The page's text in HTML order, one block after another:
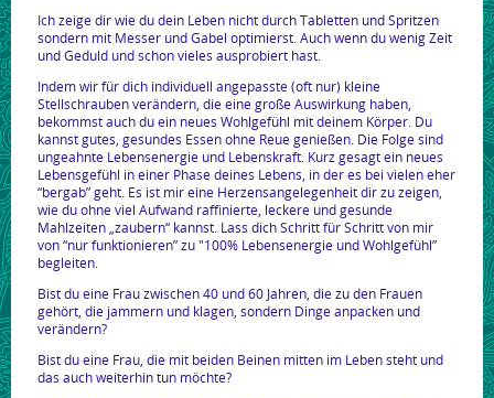
Ich zeige dir wie du dein Leben nicht durch Tabletten und Spritzen
sondern mit Messer und Gabel optimierst. Auch wenn du wenig Zeit
und Geduld und schon vieles ausprobiert hast.
Indem wir für dich individuell angepasste (oft nur) kleine
Stellschrauben verändern, die eine große Auswirkung haben,
bekommst auch du ein neues Wohlgefühl mit deinem Körper. Du
kannst gutes, gesundes Essen ohne Reue genießen. Die Folge sind
ungeahnte Lebensenergie und Lebenskraft. Kurz gesagt ein neues
Lebensgefühl in einer Phase deines Lebens, in der es bei vielen eher
“bergab” geht. Es ist mir eine Herzensangelegenheit dir zu zeigen,
wie du ohne viel Aufwand raffinierte, leckere und gesunde
Mahlzeiten „zaubern“ kannst. Lass dich Schritt für Schritt von mir
von “nur funktionieren” zu "100% Lebensenergie und Wohlgefühl”
begleiten.
Bist du eine Frau zwischen 40 und 60 Jahren, die zu den Frauen
gehört, die jammern und klagen, sondern Dinge anpacken und
verändern?
Bist du eine Frau, die mit beiden Beinen mitten im Leben steht und
das auch weiterhin tun möchte?